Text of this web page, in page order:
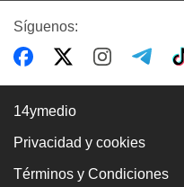
ASALTOS
Síguenos:
14ymedio
Privacidad y cookies
Términos y Condiciones